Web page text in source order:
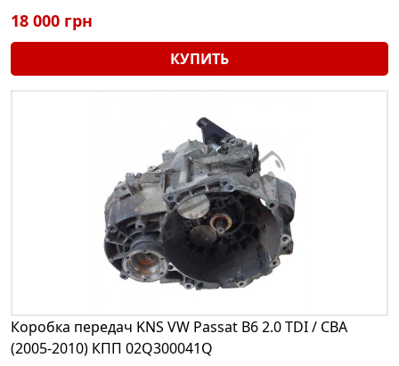
18 000 грн
КУПИТЬ
Коробка передач KNS VW Passat B6 2.0 TDI / CBA
(2005-2010) КПП 02Q300041Q